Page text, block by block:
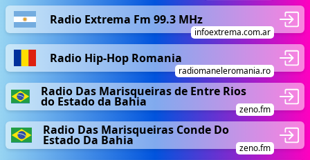
Radio Extrema Fm 99.3 MHz
infoextrema.com.ar
Radio Hip-Hop Romania
radiomaneleromania.ro
Radio Das Marisqueiras de Entre Rios
do Estado da Bahia
zeno.fm
Radio Das Marisqueiras Conde Do
Estado Da Bahia
zeno.fm